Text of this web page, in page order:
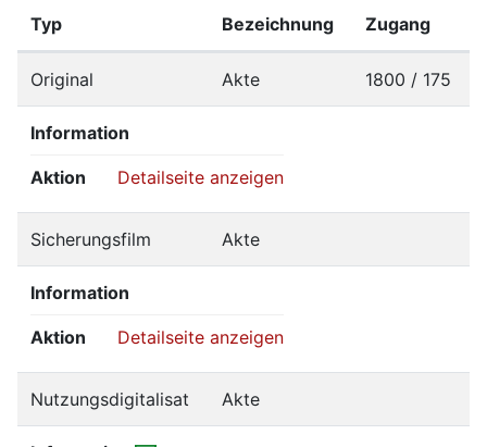
Typ Bezeichnung Zugang
Original Akte 1800 / 175
Information
Aktion Detailseite anzeigen
Sicherungsfilm Akte
Information
Aktion Detailseite anzeigen
Nutzungsdigitalisat Akte